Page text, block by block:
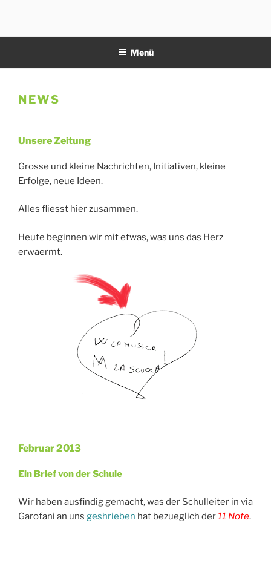
springen
Menü
NEWS
Veröffentlicht
Unsere Zeitung
Grosse und kleine Nachrichten, Initiativen, kleine
Erfolge, neue Ideen.
Alles fliesst hier zusammen.
Heute beginnen wir mit etwas, was uns das Herz
erwaermt.
Veröffentlicht
Februar 2013
Ein Brief von der Schule
Wir haben ausfindig gemacht, was der Schulleiter in via
Garofani an uns geshrieben hat bezueglich der11 Note.